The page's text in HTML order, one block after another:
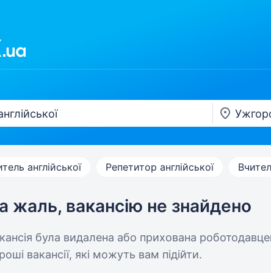
англійської Репетитор англійської
жаль, вакансію не знайдено
була видалена або прихована
вакансії, які можуть вам підійти.